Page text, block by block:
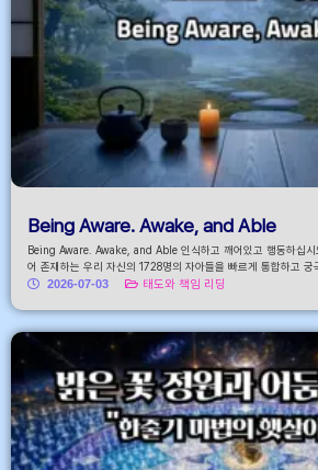
Being Aware. Awake, and Able
Being Aware. Awake, and Able 인식하고 깨어있고 행동하십시
어 존재하는 우리 자신의 1728명의 자아들을 빠르게 통합하고 궁
2026-07-03
태도와 책임 리딩